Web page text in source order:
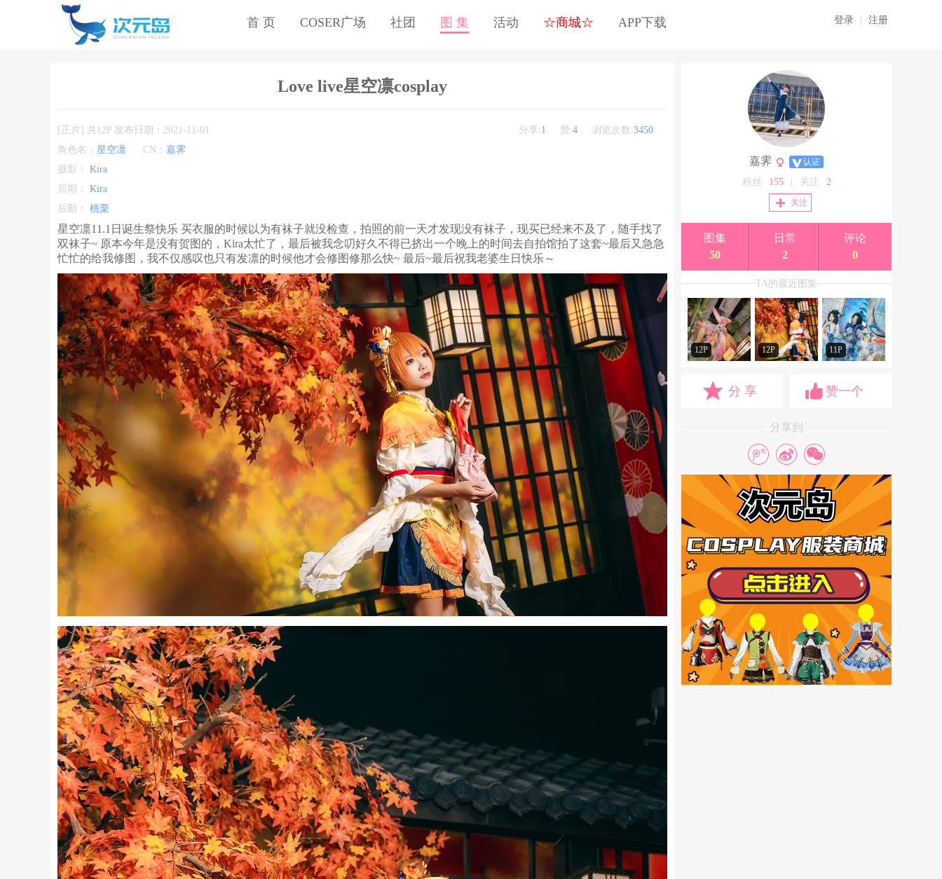
首 页 COSER广场 社团 图 集 活动 ☆商城☆ APP下载 登录 注册
Love live星空凛cosplay
[正片] 共12P 发布日期：2021-11-01 浏览次数:3450
赞:4
分享:1
角色名： 星空凛 CN： 嘉霁
摄影： Kira
后期： Kira
后勤： 桃栗
星空凛11.1日诞生祭快乐 买衣服的时候以为有袜子就没检查，拍照的前一天才发现没有袜子，现买已经来不及了，随手找了
双袜子~ 原本今年是没有贺图的，Kira太忙了，最后被我念叨好久不得已挤出一个晚上的时间去自拍馆拍了这套~最后又急急
忙忙的给我修图，我不仅感叹也只有发凛的时候他才会修图修那么快~ 最后~最后祝我老婆生日快乐～
嘉霁 认证
粉丝 155 关注 2
关注
图集
50
日常
2
评论
0
TA的最近图集
12P 12P 11P
分 享 赞一个
分享到